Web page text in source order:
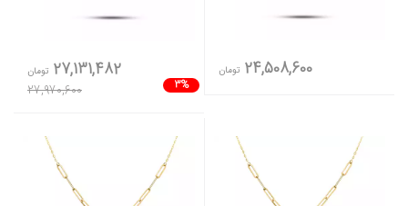
24,508,600 تومان
3%
27,131,482 تومان
27,970,600